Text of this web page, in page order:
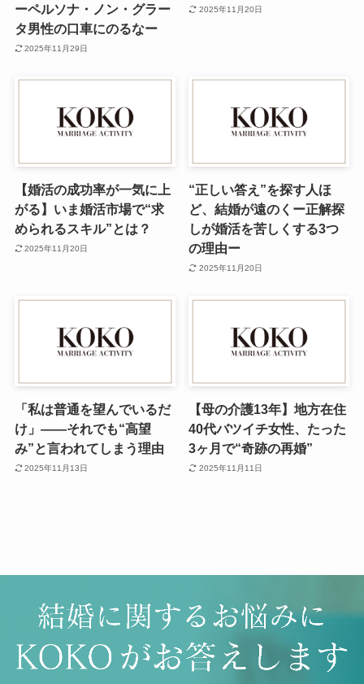
ーペルソナ・ノン・グラー
タ男性の口車にのるなー
2025年11月29日
2025年11月20日
【婚活の成功率が一気に上
がる】いま婚活市場で“求
められるスキル”とは？
2025年11月20日
“正しい答え”を探す人ほ
ど、結婚が遠のくー正解探
しが婚活を苦しくする3つ
の理由ー
2025年11月20日
「私は普通を望んでいるだ
け」——それでも“高望
み”と言われてしまう理由
2025年11月13日
【母の介護13年】地方在住
40代バツイチ女性、たった
3ヶ月で“奇跡の再婚”
2025年11月11日